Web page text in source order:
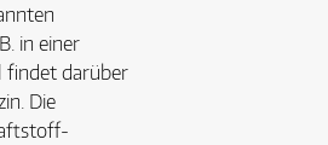
in einer
findet darüber
Die